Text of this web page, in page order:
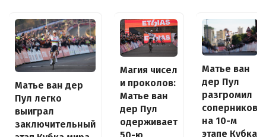
Матье ван дер
Пул легко
выиграл
заключительный
Магия чисел
и проколов:
Матье ван
дер Пул
одерживает
Матье ван
дер Пул
разгромил
соперников
на 10-м
этапе Кубка